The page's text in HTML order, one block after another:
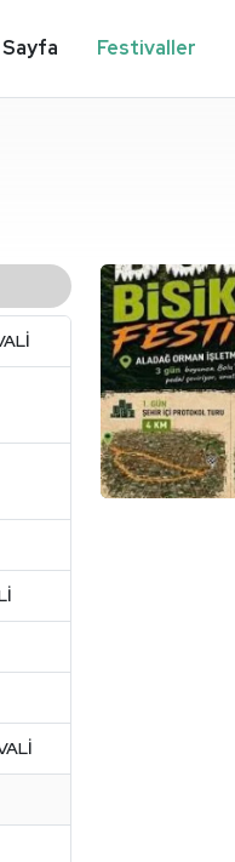
Festivaller